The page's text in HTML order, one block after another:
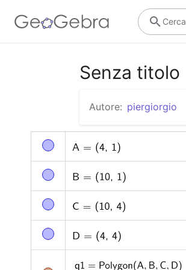
Cerca
Senza titolo
Autore: piergiorgio